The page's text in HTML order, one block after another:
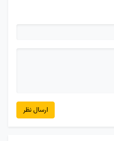
ارسال نظر